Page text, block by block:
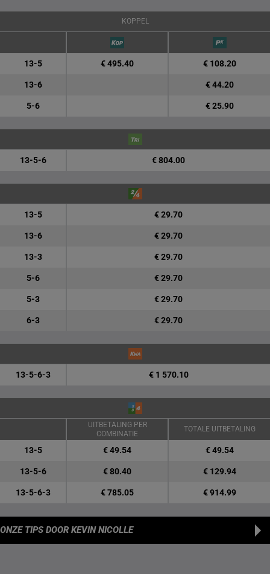
KOPPEL
13-5 € 495.40 € 108.20
13-6 € 44.20
5-6 € 25.90
13-5-6 € 804.00
13-5 € 29.70
13-6 € 29.70
13-3 € 29.70
5-6 € 29.70
5-3 € 29.70
6-3 € 29.70
13-5-6-3 € 1 570.10
UITBETALING PER
COMBINATIE
TOTALE UITBETALING
13-5 € 49.54 € 49.54
13-5-6 € 80.40 € 129.94
13-5-6-3 € 785.05 € 914.99
ONZE TIPS DOOR KEVIN NICOLLE